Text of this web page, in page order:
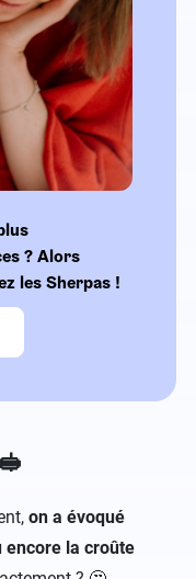
? Alors
les Sherpas !
on a évoqué
la croûte